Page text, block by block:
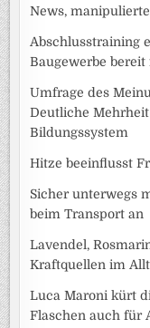
News,
Abschlusstraining
Baugewerbe
Umfrage des
Deutliche
Bildungssystem
Hitze beeinflusst
Sicher unterwegs
beim Transport an
Lavendel,
Kraftquellen im
Luca Maroni kürt
Flaschen auch für